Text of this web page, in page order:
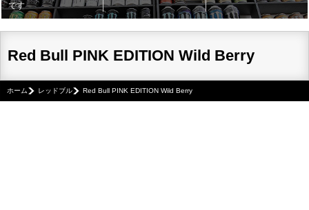
です
Red Bull PINK EDITION Wild Berry
ホーム レッドブル Red Bull PINK EDITION Wild Berry